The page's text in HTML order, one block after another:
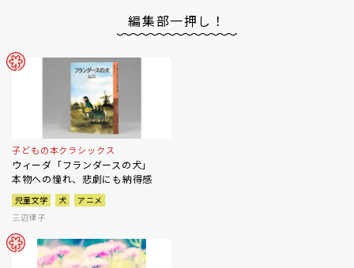
編集部一押し！
子どもの本クラシックス
ウィーダ「フランダースの犬」
本物への憧れ、悲劇にも納得感
児童文学 犬
アニメ
三辺律子